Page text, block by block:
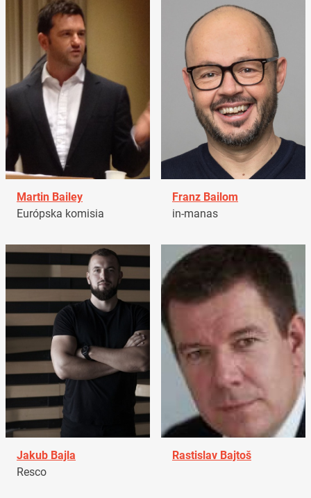
Martin Bailey
Európska komisia
Franz Bailom
in-manas
Jakub Bajla
Resco
Rastislav Bajtoš